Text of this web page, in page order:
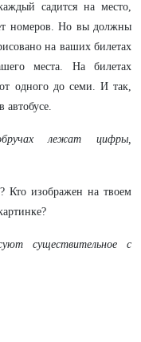
садится на место,
номеров. Но вы должны
на ваших билетах
места. На билетах
одного до семи. И так,
автобусе.
лежат цифры,
Кто изображен на твоем
существительное с